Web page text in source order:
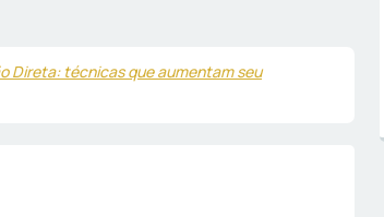
Direta: técnicas que aumentam seu